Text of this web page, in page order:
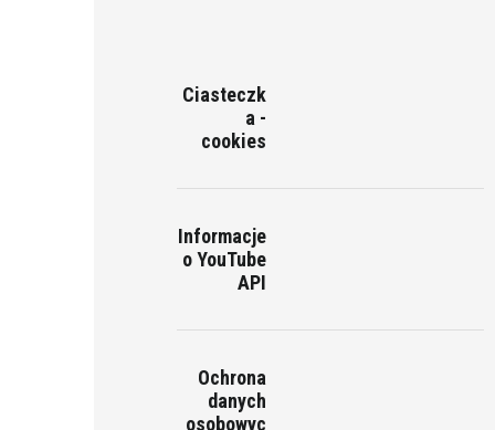
Ciasteczk
a -
cookies
Informacje
o YouTube
API
Ochrona
danych
osobowyc